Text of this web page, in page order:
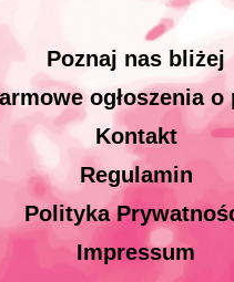
Poznaj nas bliżej
ogłoszenia o
Kontakt
Regulamin
Polityka
Impressum